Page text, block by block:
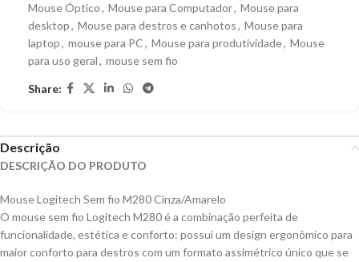
Mouse Óptico, Mouse para Computador, Mouse para
desktop, Mouse para destros e canhotos, Mouse para
laptop, mouse para PC, Mouse para produtividade, Mouse
para uso geral, mouse sem fio
Share:
Descrição
DESCRIÇÃO DO PRODUTO
Mouse Logitech Sem fio M280 Cinza/Amarelo
O mouse sem fio Logitech M280 é a combinação perfeita de
funcionalidade, estética e conforto: possui um design ergonômico para
maior conforto para destros com um formato assimétrico único que se